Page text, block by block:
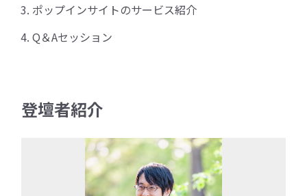
ポップインサイトのサービス紹介
Q＆Aセッション
登壇者紹介